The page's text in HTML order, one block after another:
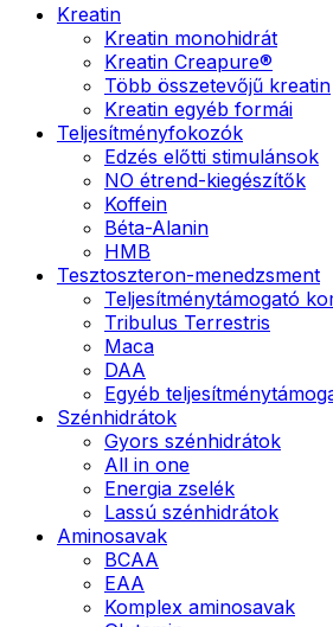
Kreatin
Kreatin monohidrát
Kreatin Creapure®
Több összetevőjű kreatin
Kreatin egyéb formái
Teljesítményfokozók
Edzés előtti stimulánsok
NO étrend-kiegészítők
Koffein
Béta-Alanin
HMB
Tesztoszteron-menedzsment
Teljesítménytámogató
Tribulus Terrestris
Maca
DAA
Egyéb
Szénhidrátok
Gyors szénhidrátok
All in one
Energia zselék
Lassú szénhidrátok
Aminosavak
BCAA
EAA
Komplex aminosavak